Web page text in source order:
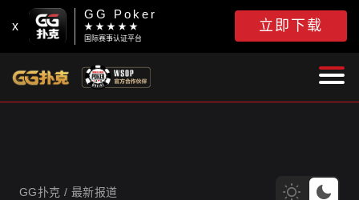
x
GG Poker
★ ★ ★ ★ ★
国际赛事认证平台
立即下载
GG扑克 / 最新报道